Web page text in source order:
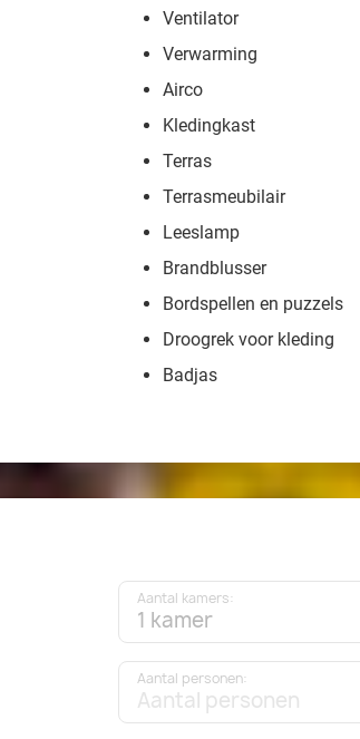
Ventilator
Verwarming
Airco
Kledingkast
Terras
Terrasmeubilair
Leeslamp
Brandblusser
Bordspellen en puzzels
Droogrek voor kleding
Badjas
Aantal kamers:
1 kamer
Aantal personen:
Aantal personen